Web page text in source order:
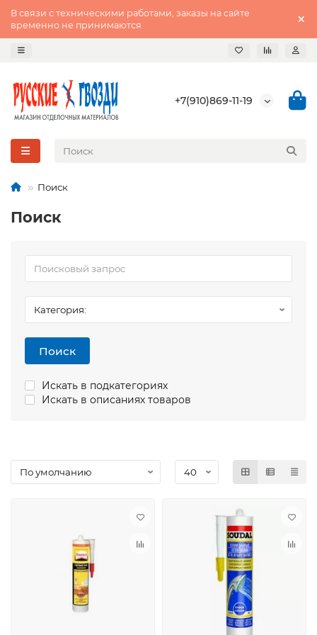
В связи с техническими работами, заказы на сайте
временно не принимаются
+7(910)869-11-19
Поиск
Поиск
Поиск
Искать в подкатегориях
Искать в описаниях товаров